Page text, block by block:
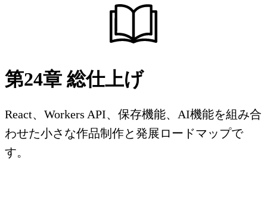
第24章 総仕上げ
React、Workers API、保存機能、AI機能を組み合
わせた小さな作品制作と発展ロードマップで
す。